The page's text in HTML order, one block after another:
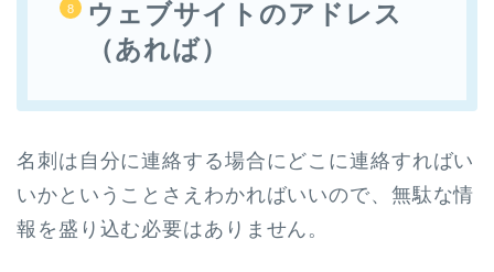
ウェブサイトのアドレス
（あれば）
名刺は自分に連絡する場合にどこに連絡すればい
いかということさえわかればいいので、無駄な情
報を盛り込む必要はありません。